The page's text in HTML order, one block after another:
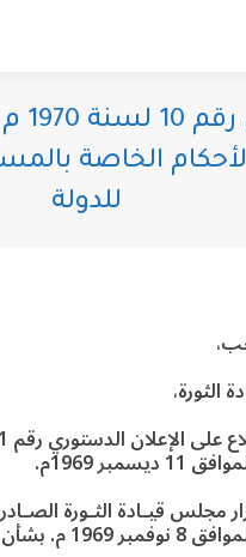
الخاصة
للدولة